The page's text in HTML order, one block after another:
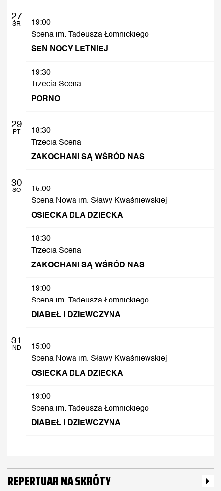
27
ŚR
SEN NOCY LETNIEJ
19:00
Scena im. Tadeusza Łomnickiego
PORNO
19:30
Trzecia Scena
29
PT
ZAKOCHANI SĄ WŚRÓD NAS
18:30
Trzecia Scena
30
SO
OSIECKA DLA DZIECKA
15:00
Scena Nowa im. Sławy Kwaśniewskiej
ZAKOCHANI SĄ WŚRÓD NAS
18:30
Trzecia Scena
DIABEŁ I DZIEWCZYNA
19:00
Scena im. Tadeusza Łomnickiego
31
ND
OSIECKA DLA DZIECKA
15:00
Scena Nowa im. Sławy Kwaśniewskiej
DIABEŁ I DZIEWCZYNA
19:00
Scena im. Tadeusza Łomnickiego
REPERTUAR NA SKRÓTY